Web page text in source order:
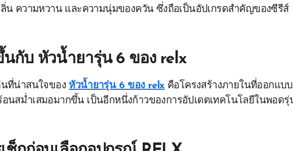
น ความหวาน และความนุ่มของควัน ซึ่งถือเป็นอัปเกรดสำคัญของซีรีส์
นกับ หัวน้ำยารุ่น 6 ของ relx
ที่น่าสนใจของ หัวน้ำยารุ่น 6 ของ relx คือโครงสร้างภายในที่ออกแบ
นสม่ำเสมอมากขึ้น เป็นอีกหนึ่งก้าวของการอัปเดตเทคโนโลยีในพอดรุ่